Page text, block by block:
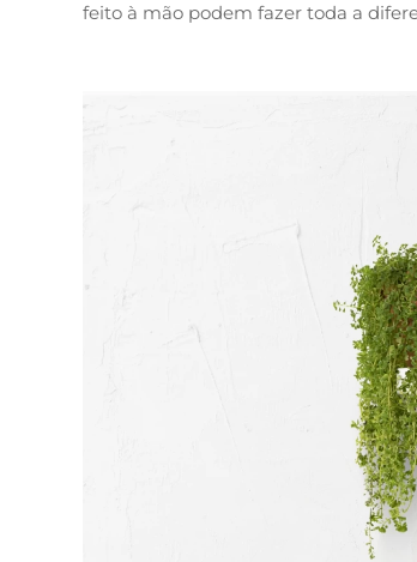
feito à mão podem fazer toda a